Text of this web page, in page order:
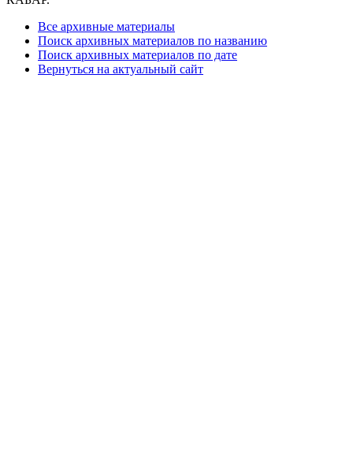
Все архивные материалы
Поиск архивных материалов по названию
Поиск архивных материалов по дате
Вернуться на актуальный сайт